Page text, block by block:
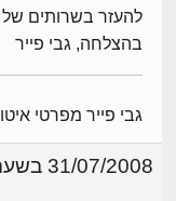
להעזר בשרותים
בהצלחה, גבי פייר
גבי פייר מפרטי
31/07/2008 בשעה 10:07